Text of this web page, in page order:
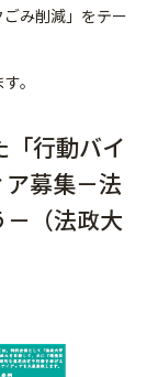
み削減」をテー
。
行動バイ
募集－法
（法政大